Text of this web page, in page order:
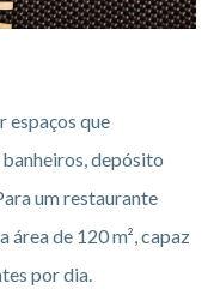
espaços que
depósito
um restaurante
de 120 m², capaz
por dia.